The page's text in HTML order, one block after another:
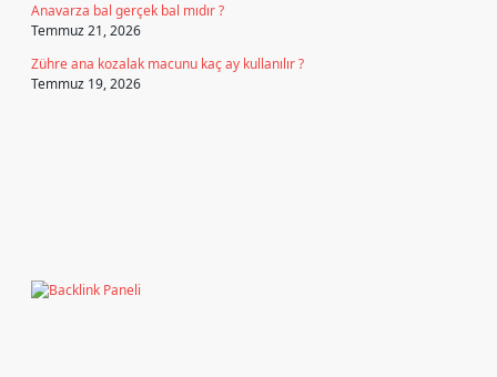
Anavarza bal gerçek bal mıdır ?
Temmuz 21, 2026
Zühre ana kozalak macunu kaç ay kullanılır ?
Temmuz 19, 2026